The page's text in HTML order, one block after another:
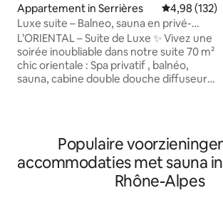
Appartement in Serrières
4,98 (132)
Luxe suite – Balneo, sauna en privé-
hammam
L’ORIENTAL – Suite de Luxe ✨ Vivez une
soirée inoubliable dans notre suite 70 m²
chic orientale : Spa privatif , balnéo,
sauna, cabine double douche diffuseur
et moments magiques à deux . À
proximité : autoroute A7 , Safari Parc de
Peaugres , plan d’eau , Musée de
l’Alambic , ViaRhôna , commerces du
Populaire
accommodaties met sauna
Rhône-Alpes